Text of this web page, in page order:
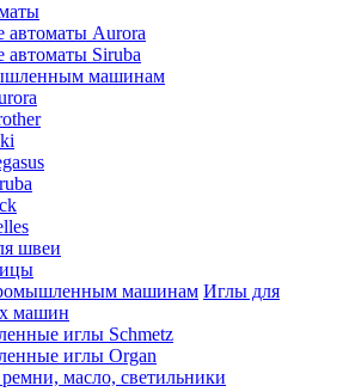
Aurora
Siruba
машинам
швеи
машинам Иглы для
машин
иглы Schmetz
иглы Organ
масло, светильники